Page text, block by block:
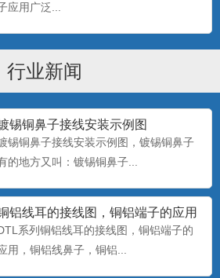
应用广泛...
行业新闻
锡铜鼻子接线安装示例图
锡铜鼻子接线安装示例图，镀锡铜鼻子
的地方又叫：镀锡铜鼻子...
铝线耳的接线图，铜铝端子的应用
系列铜铝线耳的接线图，铜铝端子的
用，铜铝线鼻子，铜铝...
，RNB裸...
开口铜鼻子 OT铜鼻子 开口铜线耳
蟾电气供应：OT开口铜鼻子，开口线鼻
，开口铜端子，开口接...
蟾电气15355773736，提供：双孔铜鼻
，双孔铜线鼻...